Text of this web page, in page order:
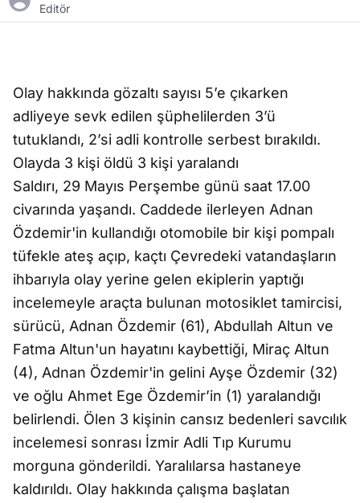
Editör
Olay hakkında gözaltı sayısı 5’e çıkarken
adliyeye sevk edilen şüphelilerden 3’ü
tutuklandı, 2’si adli kontrolle serbest bırakıldı.
Olayda 3 kişi öldü 3 kişi yaralandı
Saldırı, 29 Mayıs Perşembe günü saat 17.00
civarında yaşandı. Caddede ilerleyen Adnan
Özdemir'in kullandığı otomobile bir kişi pompalı
tüfekle ateş açıp, kaçtı Çevredeki vatandaşların
ihbarıyla olay yerine gelen ekiplerin yaptığı
incelemeyle araçta bulunan motosiklet tamircisi,
sürücü, Adnan Özdemir (61), Abdullah Altun ve
Fatma Altun'un hayatını kaybettiği, Miraç Altun
(4), Adnan Özdemir'in gelini Ayşe Özdemir (32)
ve oğlu Ahmet Ege Özdemir’in (1) yaralandığı
belirlendi. Ölen 3 kişinin cansız bedenleri savcılık
incelemesi sonrası İzmir Adli Tıp Kurumu
morguna gönderildi. Yaralılarsa hastaneye
kaldırıldı. Olay hakkında çalışma başlatan